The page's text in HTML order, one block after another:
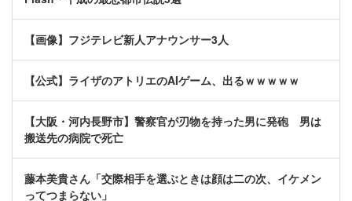
【画像】フジテレビ新人アナウンサー3人
【公式】ライザのアトリエのAIゲーム、出るｗｗｗｗｗ
【大阪・河内長野市】警察官が刃物を持った男に発砲 男は
搬送先の病院で死亡
藤本美貴さん「交際相手を選ぶときは顔は二の次、イケメン
ってつまらない」